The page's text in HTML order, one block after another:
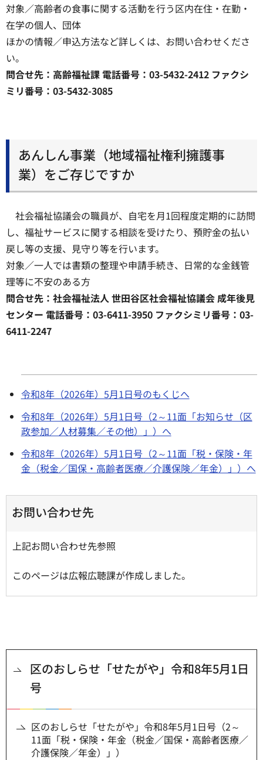
対象／高齢者の食事に関する活動を行う区内在住・在勤・
在学の個人、団体
ほかの情報／申込方法など詳しくは、お問い合わせくださ
い。
問合せ先：高齢福祉課 電話番号：03-5432-2412 ファクシ
ミリ番号：03-5432-3085
あんしん事業（地域福祉権利擁護事
業）をご存じですか
社会福祉協議会の職員が、自宅を月1回程度定期的に訪問
し、福祉サービスに関する相談を受けたり、預貯金の払い
戻し等の支援、見守り等を行います。
対象／一人では書類の整理や申請手続き、日常的な金銭管
理等に不安のある方
問合せ先：社会福祉法人 世田谷区社会福祉協議会 成年後見
センター 電話番号：03-6411-3950 ファクシミリ番号：03-
6411-2247
令和8年（2026年）5月1日号のもくじへ
令和8年（2026年）5月1日号（2～11面「お知らせ（区
政参加／人材募集／その他）」）へ
令和8年（2026年）5月1日号（2～11面「税・保険・年
金（税金／国保・高齢者医療／介護保険／年金）」）へ
お問い合わせ先
上記お問い合わせ先参照
このページは広報広聴課が作成しました。
区のおしらせ「せたがや」令和8年5月1日
号
区のおしらせ「せたがや」令和8年5月1日号（2～
11面「税・保険・年金（税金／国保・高齢者医療／
介護保険／年金）」）